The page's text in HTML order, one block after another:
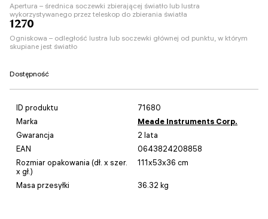
Apertura – średnica soczewki zbierającej światło lub lustra
wykorzystywanego przez teleskop do zbierania światła
1270
Ogniskowa – odległość lustra lub soczewki głównej od punktu, w którym
skupiane jest światło
Dostępność
ID produktu
71680
Marka
Meade Instruments Corp.
Gwarancja
2 lata
EAN
0643824208858
Rozmiar opakowania (dł. x szer.
x gł.)
111x53x36 cm
Masa przesyłki 36.32 kg